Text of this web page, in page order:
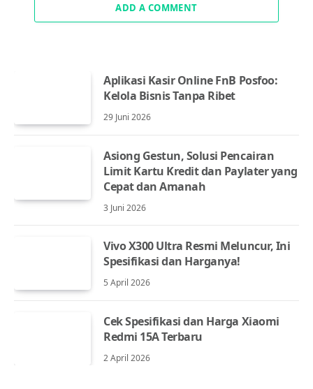
ADD A COMMENT
Aplikasi Kasir Online FnB Posfoo:
Kelola Bisnis Tanpa Ribet
29 Juni 2026
Asiong Gestun, Solusi Pencairan
Limit Kartu Kredit dan Paylater yang
Cepat dan Amanah
3 Juni 2026
Vivo X300 Ultra Resmi Meluncur, Ini
Spesifikasi dan Harganya!
5 April 2026
Cek Spesifikasi dan Harga Xiaomi
Redmi 15A Terbaru
2 April 2026